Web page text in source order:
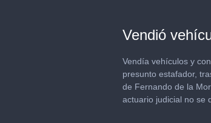
Vendió
Vendía vehículos y
presunto estafador,
de Fernando de la
actuario judicial no se